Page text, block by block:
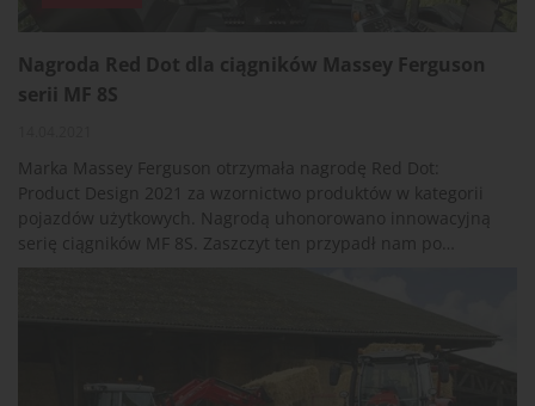
Nagroda Red Dot dla ciągników Massey Ferguson
serii MF 8S
Marka Massey Ferguson otrzymała nagrodę Red Dot:
Product Design 2021 za wzornictwo produktów w kategorii
pojazdów użytkowych. Nagrodą uhonorowano innowacyjną
serię ciągników MF 8S. Zaszczyt ten przypadł nam po